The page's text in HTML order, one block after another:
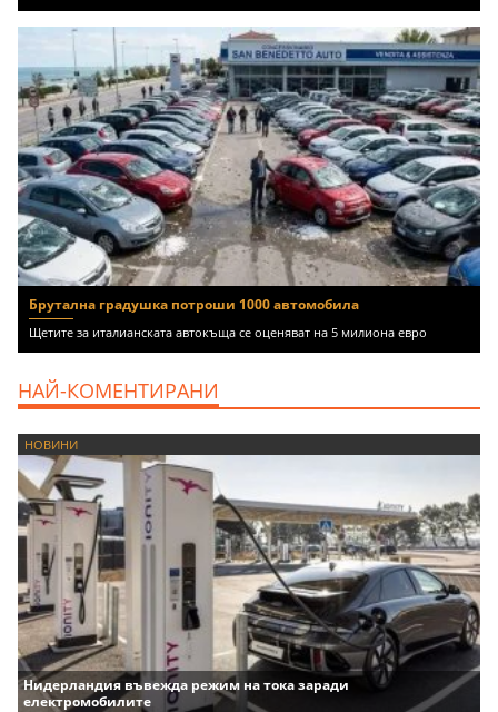
Брутална градушка потроши 1000 автомобила
Щетите за италианската автокъща се оценяват на 5 милиона евро
НАЙ-КОМЕНТИРАНИ
НОВИНИ
Нидерландия въвежда режим на тока заради
електромобилите